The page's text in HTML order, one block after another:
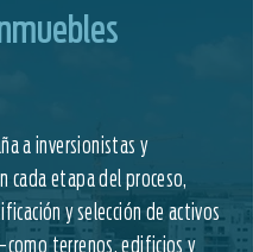
a inversionistas y
cada etapa del proceso,
y selección de activos
terrenos, edificios y